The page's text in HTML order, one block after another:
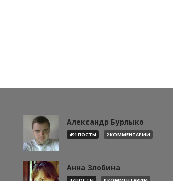
Александр Бурлыко
491 ПОСТЫ 2 КОММЕНТАРИИ
Анна Злобина